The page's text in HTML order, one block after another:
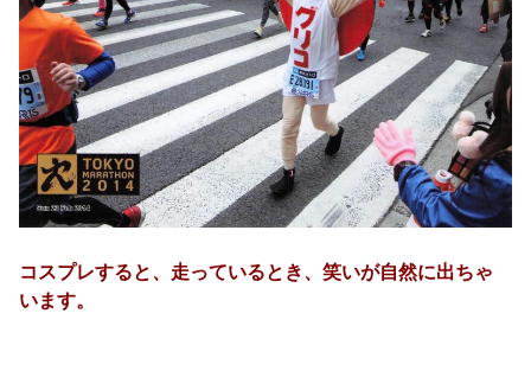
コスプレすると、走っているとき、笑いが自然に出ちゃ
います。